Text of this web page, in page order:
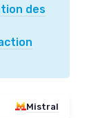
des
Mistral